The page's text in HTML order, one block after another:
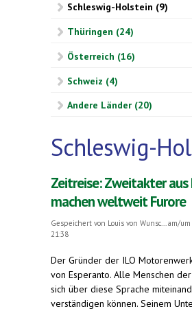
Schleswig-Holstein (9)
Thüringen (24)
Österreich (16)
Schweiz (4)
Andere Länder (20)
Schleswig-
Zeitreise: Zweitakter aus
machen weltweit Furore
Gespeichert von Louis von Wunsc...am/um
21:38
Der Gründer der ILO
von Esperanto. Alle Menschen
sich über diese Sprache
verständigen können. Seinem